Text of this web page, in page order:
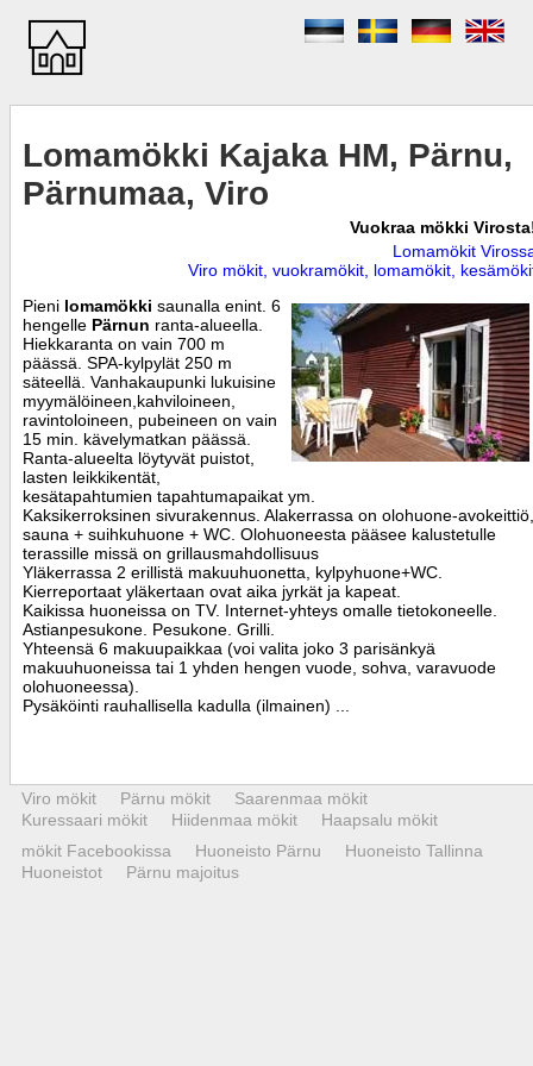
Lomamökki Kajaka HM, Pärnu,
Pärnumaa, Viro
Vuokraa mökki
Lomamökit
Viro mökit, vuokramökit, lomamökit,
Pieni lomamökki saunalla enint. 6
hengelle Pärnun ranta-alueella.
Hiekkaranta on vain 700 m
päässä. SPA-kylpylät 250 m
säteellä. Vanhakaupunki lukuisine
myymälöineen,kahviloineen,
ravintoloineen, pubeineen on vain
15 min. kävelymatkan päässä.
Ranta-alueelta löytyvät puistot,
lasten leikkikentät,
kesätapahtumien tapahtumapaikat ym.
Kaksikerroksinen sivurakennus. Alakerrassa on olohuone-avokeittiö,
sauna + suihkuhuone + WC. Olohuoneesta pääsee kalustetulle
terassille missä on grillausmahdollisuus
Yläkerrassa 2 erillistä makuuhuonetta, kylpyhuone+WC.
Kierreportaat yläkertaan ovat aika jyrkät ja kapeat.
Kaikissa huoneissa on TV. Internet-yhteys omalle tietokoneelle.
Astianpesukone. Pesukone. Grilli.
Yhteensä 6 makuupaikkaa (voi valita joko 3 parisänkyä
makuuhuoneissa tai 1 yhden hengen vuode, sohva, varavuode
olohuoneessa).
Pysäköinti rauhallisella kadulla (ilmainen) ...
Viro mökit Pärnu mökit
Saarenmaa mökit
Kuressaari mökit
Hiidenmaa mökit
Haapsalu mökit
mökit Facebookissa
Huoneisto Pärnu
Huoneisto Tallinna
Huoneistot
Pärnu majoitus